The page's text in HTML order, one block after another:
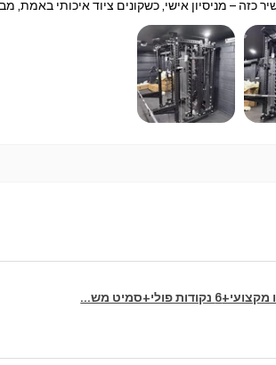
– מניסיון אישי, כשקונים ציוד איכותי באמת,